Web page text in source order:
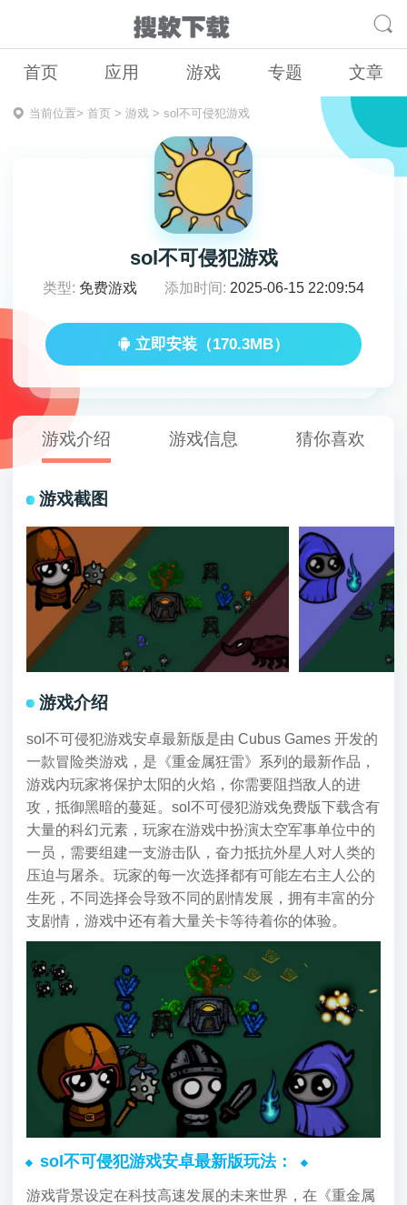
首页 应用 游戏 专题 文章
当前位置> 首页> 游戏> sol不可侵犯游戏
sol不可侵犯游戏
类型: 免费游戏 添加时间: 2025-06-15 22:09:54
立即安装（170.3MB）
游戏介绍 游戏信息 猜你喜欢
游戏截图
游戏介绍
sol不可侵犯游戏安卓最新版是由 Cubus Games 开发的
一款冒险类游戏，是《重金属狂雷》系列的最新作品，
游戏内玩家将保护太阳的火焰，你需要阻挡敌人的进
攻，抵御黑暗的蔓延。sol不可侵犯游戏免费版下载含有
大量的科幻元素，玩家在游戏中扮演太空军事单位中的
一员，需要组建一支游击队，奋力抵抗外星人对人类的
压迫与屠杀。玩家的每一次选择都有可能左右主人公的
生死，不同选择会导致不同的剧情发展，拥有丰富的分
支剧情，游戏中还有着大量关卡等待着你的体验。
sol不可侵犯游戏安卓最新版玩法：
游戏背景设定在科技高速发展的未来世界，在《重金属